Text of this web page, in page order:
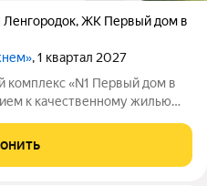
Ленгородок,ЖК Первый дом в
, 1 квартал 2027
комплекс «N1 Первый дом в
к качественному жилью
Революции, Григорьева,